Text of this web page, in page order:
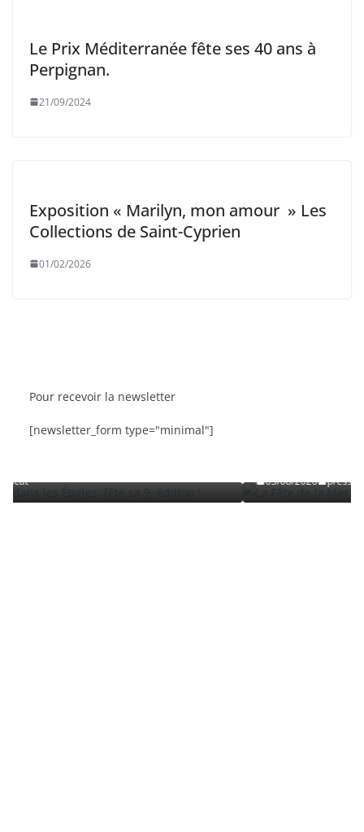
Le Prix Méditerranée fête ses 40 ans à
Perpignan.
21/09/2024
Exposition « Marilyn, mon amour » Les
Collections de Saint-Cyprien
01/02/2026
Pour recevoir la newsletter
[newsletter_form type="minimal"]
édition
La Fête de la Mer et des Pêcheurs à Canet-
03/08/2026 presscat